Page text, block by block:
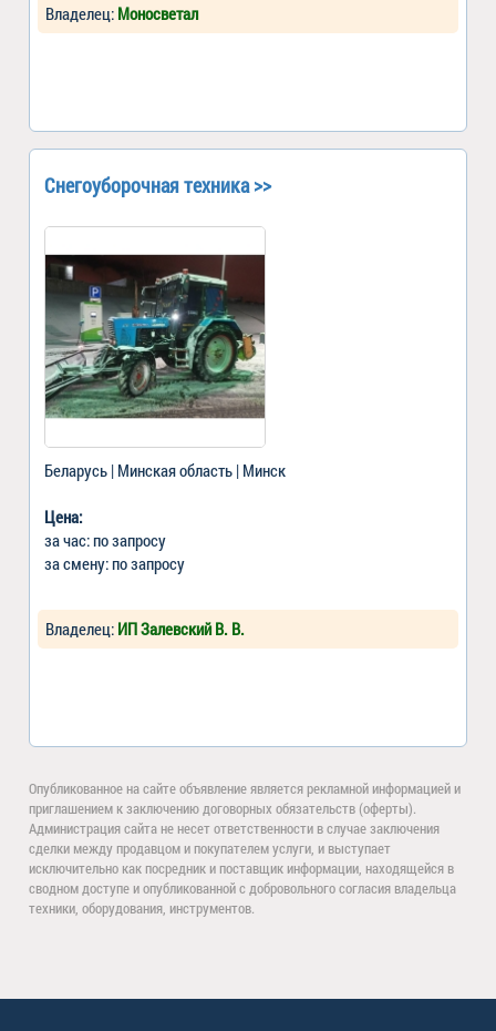
Владелец: Моносветал
Снегоуборочная техника >>
Беларусь | Минская область | Минск
Цена:
за час: по запросу
за смену: по запросу
Владелец: ИП Залевский В. В.
Опубликованное на сайте объявление является рекламной информацией и
приглашением к заключению договорных обязательств (оферты).
Администрация сайта не несет ответственности в случае заключения
сделки между продавцом и покупателем услуги, и выступает
исключительно как посредник и поставщик информации, находящейся в
сводном доступе и опубликованной с добровольного согласия владельца
техники, оборудования, инструментов.